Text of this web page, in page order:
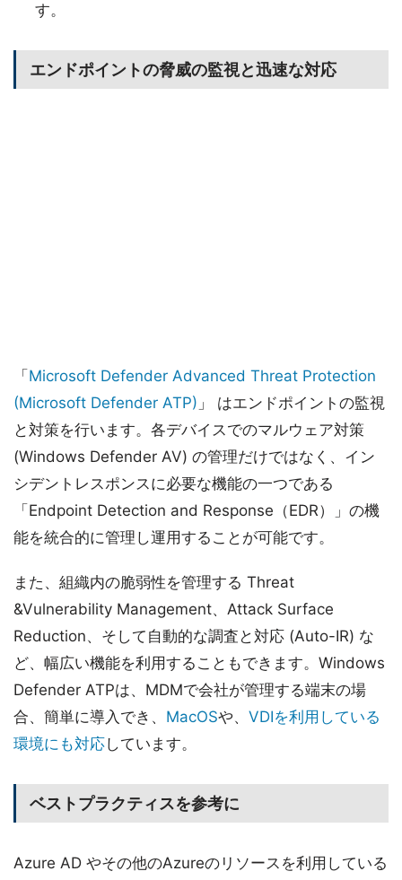
す。
エンドポイントの脅威の監視と迅速な対応
「 Microsoft Defender Advanced Threat Protection
(Microsoft Defender ATP) 」 はエンドポイントの監視
と対策を行います。各デバイスでのマルウェア対策
(Windows Defender AV) の管理だけではなく、イン
シデントレスポンスに必要な機能の一つである
「Endpoint Detection and Response（EDR）」の機
能を統合的に管理し運用することが可能です。
また、組織内の脆弱性を管理する Threat
&Vulnerability Management、Attack Surface
Reduction、そして自動的な調査と対応 (Auto-IR) な
ど、幅広い機能を利用することもできます。Windows
Defender ATPは、MDMで会社が管理する端末の場
合、簡単に導入でき、 MacOSや、 VDIを利用している
環境にも対応しています。
ベストプラクティスを参考に
Azure AD やその他のAzureのリソースを利用している